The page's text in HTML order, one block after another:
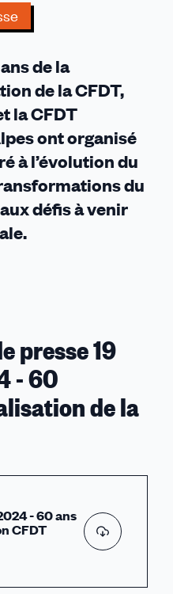
CFDT
interroge
histoire
et
avenir
de la
de la CFDT,
la CFDT
ont organisé
à l’évolution du
du
défis à venir
presse 19
- 60
de la
- 60 ans
CFDT